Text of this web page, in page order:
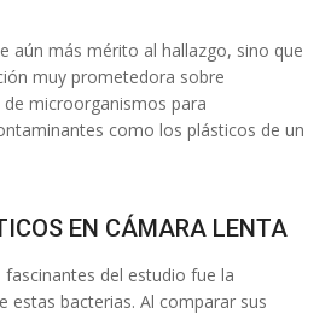
aún más mérito al hallazgo, sino que
muy prometedora sobre
de microorganismos para
como los plásticos de un
EN CÁMARA LENTA
del estudio fue la
estas bacterias. Al comparar sus